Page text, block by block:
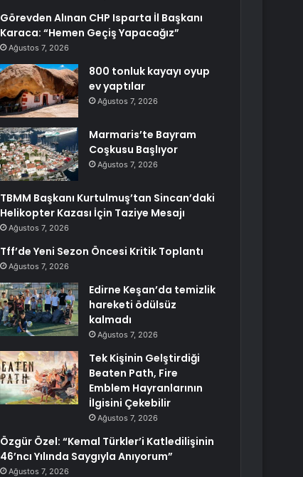
Görevden Alınan CHP Isparta İl Başkanı
Karaca: “Hemen Geçiş Yapacağız”
Ağustos 7, 2026
800 tonluk kayayı oyup
ev yaptılar
Ağustos 7, 2026
Marmaris’te Bayram
Coşkusu Başlıyor
Ağustos 7, 2026
TBMM Başkanı Kurtulmuş’tan Sincan’daki
Helikopter Kazası İçin Taziye Mesajı
Ağustos 7, 2026
Tff’de Yeni Sezon Öncesi Kritik Toplantı
Ağustos 7, 2026
Edirne Keşan’da temizlik
hareketi ödülsüz
kalmadı
Ağustos 7, 2026
Tek Kişinin Gelştirdiği
Beaten Path, Fire
Emblem Hayranlarının
İlgisini Çekebilir
Ağustos 7, 2026
Özgür Özel: “Kemal Türkler’i Katledilişinin
46’ncı Yılında Saygıyla Anıyorum”
Ağustos 7, 2026